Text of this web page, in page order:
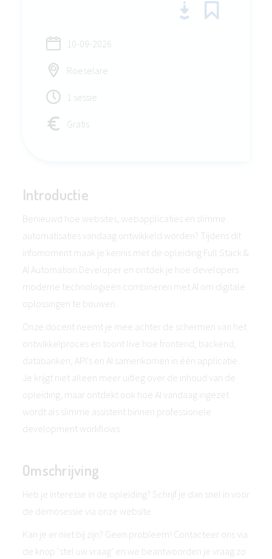
10-09-2026
Roeselare
1 sessie
Gratis
Introductie
Benieuwd hoe websites, webapplicaties en slimme
automatisaties vandaag ontwikkeld worden? Tijdens dit
infomoment maak je kennis met de opleiding Full Stack &
AI Automation Developer en ontdek je hoe developers
moderne technologieën combineren met AI om digitale
oplossingen te bouwen.
Onze docent neemt je mee achter de schermen van het
ontwikkelproces en toont live hoe frontend, backend,
databanken, API's en AI samenkomen in één applicatie.
Je krijgt niet alleen meer uitleg over de inhoud van de
opleiding, maar ontdekt ook hoe AI vandaag ingezet
wordt als slimme assistent binnen professionele
development workflows.
Omschrijving
Heb je interesse in de opleiding? Schrijf je dan snel in voor
de demosessie via onze website.
Kan je er niet bij zijn? Geen probleem! Contacteer ons via
de knop ‘stel uw vraag’ en we beantwoorden je vraag zo